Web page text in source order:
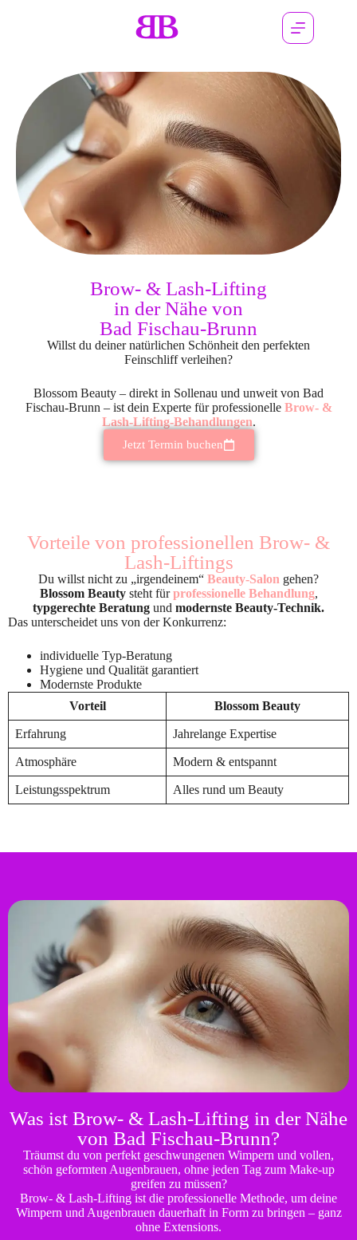
Brow- & Lash-Lifting
in der Nähe von
Bad Fischau-Brunn
Willst du deiner natürlichen Schönheit den perfekten
Feinschliff verleihen?
Blossom Beauty – direkt in Sollenau und unweit von Bad
Fischau-Brunn – ist dein Experte für professionelle Brow- &
Lash-Lifting-Behandlungen.
Jetzt Termin buchen
Vorteile von professionellen Brow- &
Lash-Liftings
Du willst nicht zu „irgendeinem“ Beauty-Salon gehen?
Blossom Beauty steht fürprofessionelle Behandlung,
typgerechte Beratung und modernste Beauty-Technik.
Das unterscheidet uns von der Konkurrenz:
individuelle Typ-Beratung
Hygiene und Qualität garantiert
Modernste Produkte
Vorteil
Blossom Beauty
Erfahrung Jahrelange Expertise
Atmosphäre Modern & entspannt
Leistungsspektrum Alles rund um Beauty
Was ist Brow- & Lash-Lifting in der Nähe
von Bad Fischau-Brunn?
Träumst du von perfekt geschwungenen Wimpern und vollen,
schön geformten Augenbrauen, ohne jeden Tag zum Make-up
greifen zu müssen?
Brow- & Lash-Lifting ist die professionelle Methode, um deine
Wimpern und Augenbrauen dauerhaft in Form zu bringen – ganz
ohne Extensions.